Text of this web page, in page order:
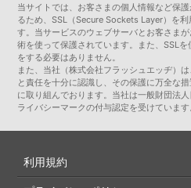
当サイトでは、お客さまの個人情報など保
るため、SSL（Secure Sockets Layer）を
す。当サービスのウェブサーバとお客さま
術を使って保護されています。また、SSL
をする必要はありません。
また、当社（株式会社フラッシュエッヂ）
と責任を十分に認識し、その保護に万全な
に取り組んでおります。当社は一般財団法
ライバシーマークの付与認定を受けています
利用規約